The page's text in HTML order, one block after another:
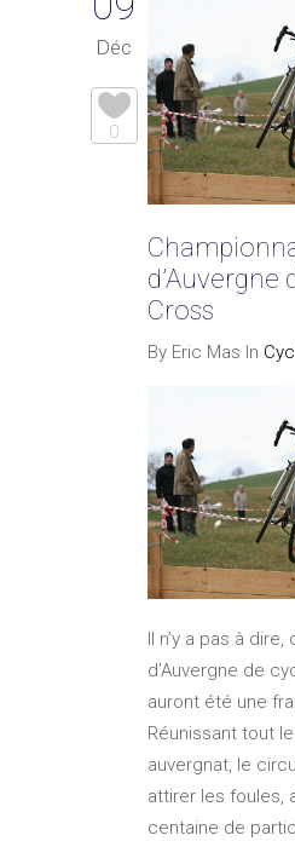
Déc
0
d’Auvergne
Cross
By Eric Mas In
Il n’y a pas à
d’Auvergne de
auront été une
Réunissant tout
auvergnat, le
attirer les foules,
centaine de